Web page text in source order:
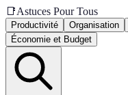
📑Astuces Pour Tous
Productivité Organisation
Économie et Budget